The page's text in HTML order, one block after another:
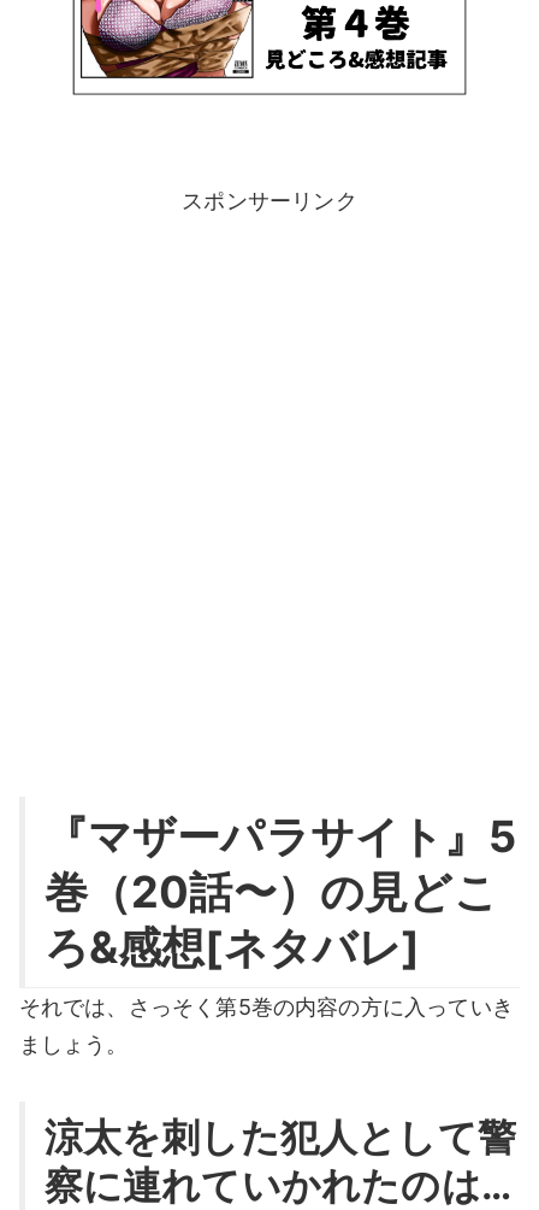
スポンサーリンク
『マザーパラサイト』5
巻（20話〜）の見どこ
ろ&感想[ネタバレ]
それでは、さっそく第5巻の内容の方に入っていき
ましょう。
涼太を刺した犯人として警
察に連れていかれたのは…